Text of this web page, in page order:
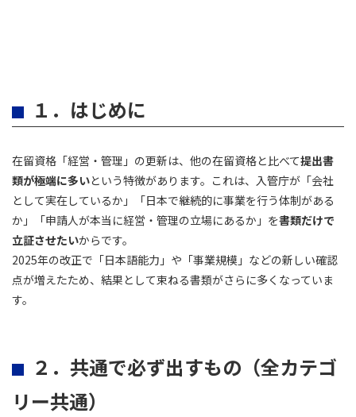
１．はじめに
在留資格「経営・管理」の更新は、他の在留資格と比べて提出書
類が極端に多いという特徴があります。これは、入管庁が「会社
として実在しているか」「日本で継続的に事業を行う体制がある
か」「申請人が本当に経営・管理の立場にあるか」を書類だけで
立証させたいからです。
2025年の改正で「日本語能力」や「事業規模」などの新しい確認
点が増えたため、結果として束ねる書類がさらに多くなっていま
す。
２．共通で必ず出すもの（全カテゴ
リー共通）